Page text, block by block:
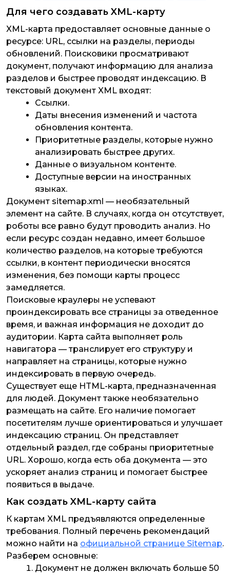
Для чего создавать XML-карту
XML-карта предоставляет основные данные о
ресурсе: URL, ссылки на разделы, периоды
обновлений. Поисковики просматривают
документ, получают информацию для анализа
разделов и быстрее проводят индексацию. В
текстовый документ XML входят:
Ссылки.
Даты внесения изменений и частота
обновления контента.
Приоритетные разделы, которые нужно
анализировать быстрее других.
Данные о визуальном контенте.
Доступные версии на иностранных
языках.
Документ sitemap.xml — необязательный
элемент на сайте. В случаях, когда он отсутствует,
роботы все равно будут проводить анализ. Но
если ресурс создан недавно, имеет большое
количество разделов, на которые требуются
ссылки, в контент периодически вносятся
изменения, без помощи карты процесс
замедляется.
Поисковые краулеры не успевают
проиндексировать все страницы за отведенное
время, и важная информация не доходит до
аудитории. Карта сайта выполняет роль
навигатора — транслирует его структуру и
направляет на страницы, которые нужно
индексировать в первую очередь.
Существует еще HTML-карта, предназначенная
для людей. Документ также необязательно
размещать на сайте. Его наличие помогает
посетителям лучше ориентироваться и улучшает
индексацию страниц. Он представляет
отдельный раздел, где собраны приоритетные
URL. Хорошо, когда есть оба документа — это
ускоряет анализ страниц и помогает быстрее
появиться в выдаче.
Как создать XML-карту сайта
К картам XML предъявляются определенные
требования. Полный перечень рекомендаций
можно найти на официальной странице Sitemap.
Разберем основные:
Документ не должен включать больше 50